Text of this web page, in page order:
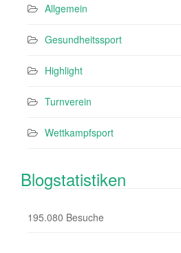
Allgemein
Gesundheitssport
Highlight
Turnverein
Wettkampfsport
Blogstatistiken
195.080 Besuche